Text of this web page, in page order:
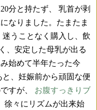
分と持たず、 乳首が剥
なりました。たまたま
うことなく購入し、飲
、安定した母乳が出る
始めて半年たった今
、妊娠前から頑固な便
すが、 お腹すっきりブ
徐々にリズムが出来始